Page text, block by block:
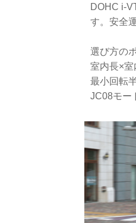
DOHC
す。安全
選び方の
室内長×
最小回転
JC08モー